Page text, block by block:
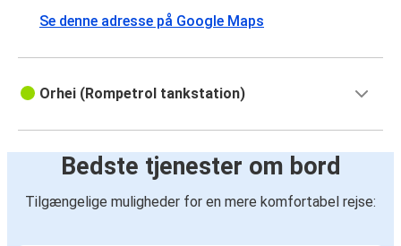
Se denne adresse på Google Maps
Orhei (Rompetrol tankstation)
Bedste tjenester om bord
Tilgængelige muligheder for en mere komfortabel rejse: